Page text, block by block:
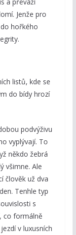
Jenže pro
hořkého
listů, kde se
do bídy hrozí
podvýživu
vyplývají. To
někdo žebrá
všimne. Ale
člověk už dva
Tenhle typ
s
co formálně
v luxusních